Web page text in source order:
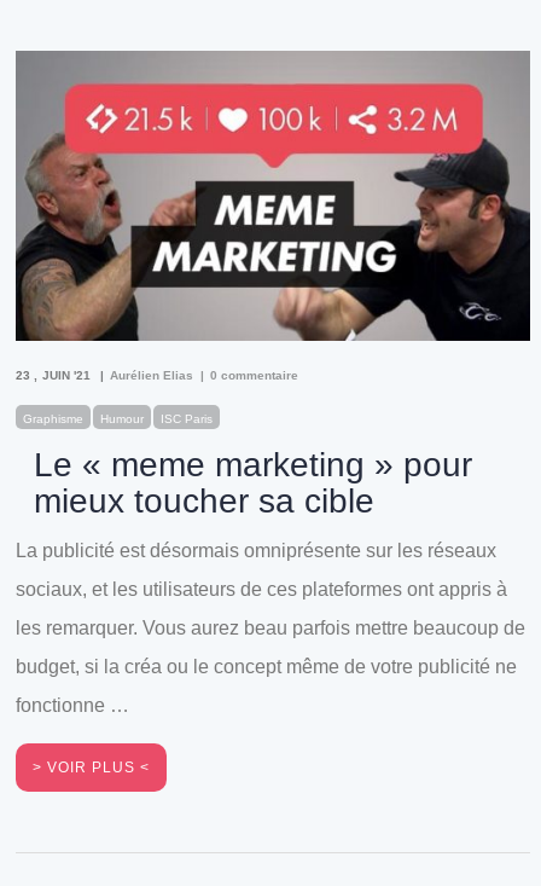
23 JUIN '21 Aurélien Elias 0 commentaire
Graphisme Humour ISC Paris
Le « meme marketing » pour
mieux toucher sa cible
La publicité est désormais omniprésente sur les réseaux
sociaux, et les utilisateurs de ces plateformes ont appris à
les remarquer. Vous aurez beau parfois mettre beaucoup de
budget, si la créa ou le concept même de votre publicité ne
fonctionne …
VOIR PLUS